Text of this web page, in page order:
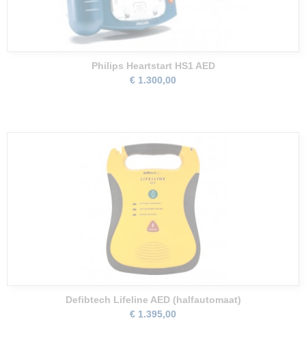
Philips Heartstart HS1 AED
€ 1.300,00
Defibtech Lifeline AED (halfautomaat)
€ 1.395,00